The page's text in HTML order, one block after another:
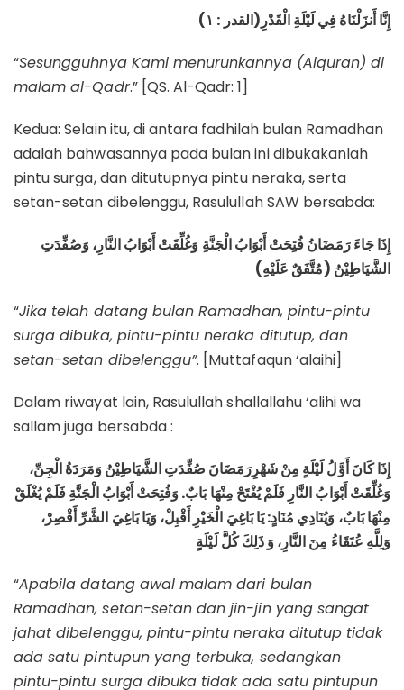
إِنَّا أَنزَلْنَاهُ فِي لَيْلَةِ الْقَدْرِ(القدر : ۱ )
“Sesungguhnya Kami menurunkannya (Alquran) di
malam al-Qadr.” [QS. Al-Qadr: 1]
Kedua: Selain itu, di antara fadhilah bulan Ramadhan
adalah bahwasannya pada bulan ini dibukakanlah
pintu surga, dan ditutupnya pintu neraka, serta
setan-setan dibelenggu, Rasulullah SAW bersabda:
إِذَا جَاءَ رَمَضَانُ فُتِحَتْ أَبْوَابُ الْجَنَّةِ وَغُلِّقَتْ أَبْوَابُ النَّارِ، وَصُفِّدَتِ
الشَّيَاطِيْنُ (مُتَّفَقٌ عَلَيْهِ)
“Jika telah datang bulan Ramadhan, pintu-pintu
surga dibuka, pintu-pintu neraka ditutup, dan
setan-setan dibelenggu”. [Muttafaqun ‘alaihi]
Dalam riwayat lain, Rasulullah shallallahu ‘alihi wa
sallam juga bersabda :
إِذَا كَانَ أَوَّلُ لَيْلَةٍ مِنْ شَهْرِرَمَضَانَ صُفِّدَتِ الشَّيَاطِيْنُ وَمَرَدَةُ الْجِنِّ،
وَغُلِّقَتْ أَبْوَابُ النَّارِ فَلَمْ يُفْتَحْ مِنْهَا بَابٌ. وَفُتِحَتْ أَبْوَابُ الْجَنَّةِ فَلَمْ يُغْلَقْ
مِنْهَا بَابٌ، وَيُنَادِي مُنَادٍ: يَا بَاغِيَ الْخَيْرِ أَقْبِلْ، وَيَا بَاغِيَ الشَّرِّ أَقْصِرْ،
وَلِلَّهِ عُتَقَاءُ مِنَ النَّارِ، وَ ذَلِكَ كُلَّ لَيْلَةٍ
“Apabila datang awal malam dari bulan
Ramadhan, setan-setan dan jin-jin yang sangat
jahat dibelenggu, pintu-pintu neraka ditutup tidak
ada satu pintupun yang terbuka, sedangkan
pintu-pintu surga dibuka tidak ada satu pintupun